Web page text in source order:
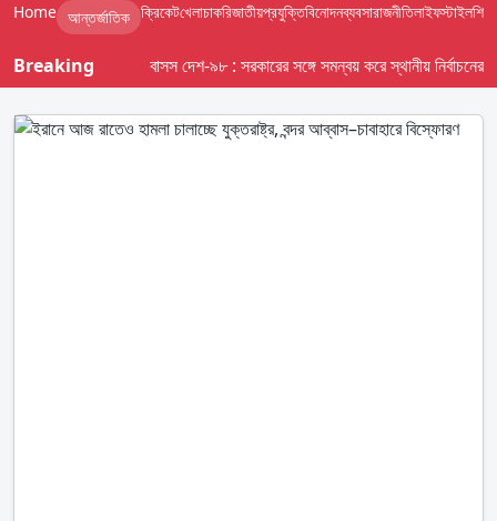
Home আন্তর্জাতিক ক্রিকেটখেলাচাকরিজাতীয়প্রযুক্তিবিনোদনব্যবসারাজনীতিলাইফস্টাইলশিক্ষা
Breaking বাসস দেশ-৯৮ : সরকারের সঙ্গে সমন্বয় করে স্থানীয় নির্বাচনের